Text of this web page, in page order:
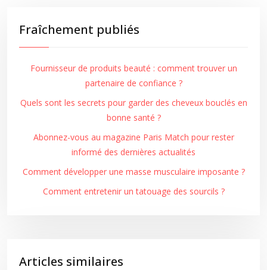
Fraîchement publiés
Fournisseur de produits beauté : comment trouver un
partenaire de confiance ?
Quels sont les secrets pour garder des cheveux bouclés en
bonne santé ?
Abonnez-vous au magazine Paris Match pour rester
informé des dernières actualités
Comment développer une masse musculaire imposante ?
Comment entretenir un tatouage des sourcils ?
Articles similaires